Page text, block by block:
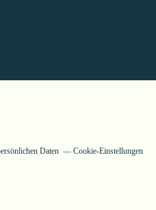
Daten Cookie-Einstellungen